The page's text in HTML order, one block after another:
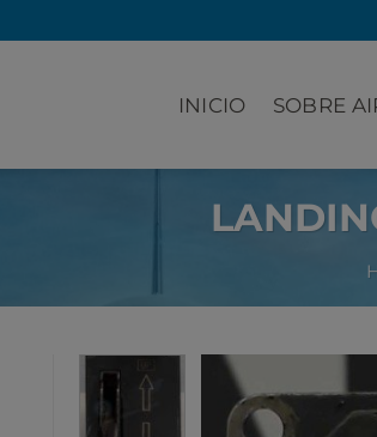
INICIO SOBRE